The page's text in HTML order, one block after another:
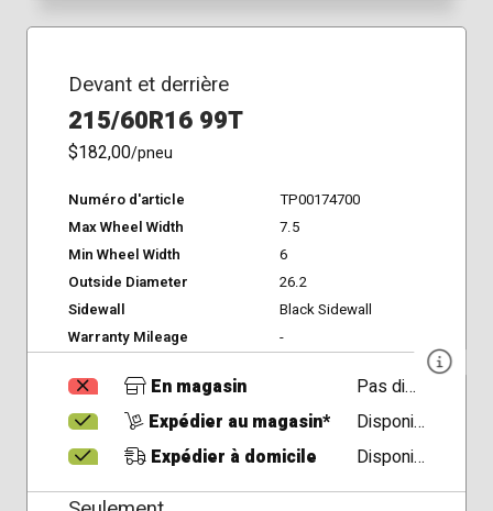
Devant et derrière
215/60R16 99T
$182,00/pneu
Numéro d'article
TP00174700
Max Wheel Width
7.5
Min Wheel Width
6
Outside Diameter
26.2
Sidewall
Black Sidewall
Warranty Mileage
-
En magasin
Pas disponible
Expédier au magasin*
Disponible
Expédier à domicile
Disponible